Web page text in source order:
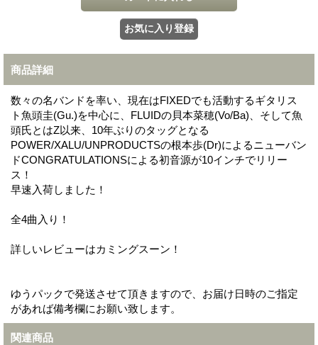
商品詳細
数々の名バンドを率い、現在はFIXEDでも活動するギタリス
ト魚頭圭(Gu.)を中心に、FLUIDの貝本菜穂(Vo/Ba)、そして魚
頭氏とはZ以来、10年ぶりのタッグとなる
POWER/XALU/UNPRODUCTSの根本歩(Dr)によるニューバン
ドCONGRATULATIONSによる初音源が10インチでリリー
ス！
早速入荷しました！
全4曲入り！
詳しいレビューはカミングスーン！
ゆうパックで発送させて頂きますので、お届け日時のご指定
があれば備考欄にお願い致します。
関連商品